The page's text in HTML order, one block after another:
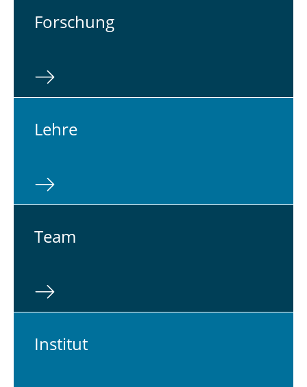
For­schung
Lehre
Team
In­sti­tut